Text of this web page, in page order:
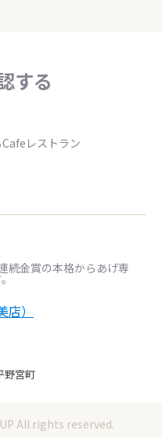
する
レストラン
続金賞の本格からあげ専
）
野宮町
All rights reserved.